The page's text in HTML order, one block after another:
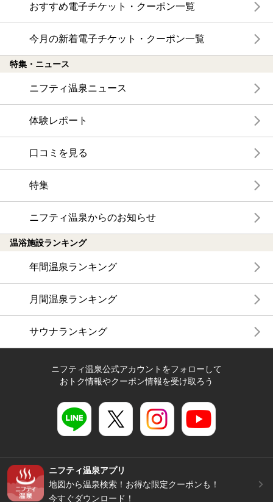
おすすめ電子チケット・クーポン一覧
今月の新着電子チケット・クーポン一覧
特集・ニュース
ニフティ温泉ニュース
体験レポート
口コミを見る
特集
ニフティ温泉からのお知らせ
温浴施設ランキング
年間温泉ランキング
月間温泉ランキング
サウナランキング
ニフティ温泉公式アカウントをフォローして
おトク情報やクーポン情報を受け取ろう
ニフティ温泉アプリ
地図から温泉検索！お得な限定クーポンも！
今すぐダウンロード！